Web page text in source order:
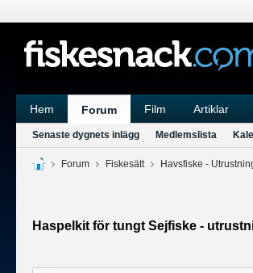
Hem Forum Film Artiklar
Senaste dygnets inlägg Medlemslista
Forum Fiskesätt Havsfiske -
Haspelkit för tungt Sejfiske -